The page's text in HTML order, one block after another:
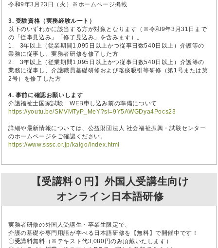
令和9年3月23日（火）※ホームページ掲載
3. 受験資格（実務経験ルート）
以下のいずれかに該当する方が対象となります（※令和9年3月31日まで
の「従事見込み」「修了見込み」を含みます）。
1. 3年以上（従業期間1,095日以上かつ従事日数540日以上）介護等の
業務に従事し、実務者研修を修了した方
2. 3年以上（従業期間1,095日以上かつ従事日数540日以上）介護等の
業務に従事し、介護職員基礎研修および喀痰吸引等研修（第1号または第
2号）を修了した方
4. 事前に確認お願いします
介護福祉士国家試験 WEB申し込み前の準備について
https://youtu.be/SMVMTyP_MeY?si=9Y5AWGDya4Pocs23
詳細や最新情報については、公益財団法人 社会福祉振興・試験センター
のホームページをご確認ください。
https://www.sssc.or.jp/kaigo/index.html
【受講料０円】外国人受講生向け
オンライン日本語研修
実務者研修の外国人受講生・卒業生限定で、
介護の基礎や専門用語が学べる日本語研修を【無料】で開催中です！
〇受講料無料（※テキスト代3,080円のみ頂戴いたします）